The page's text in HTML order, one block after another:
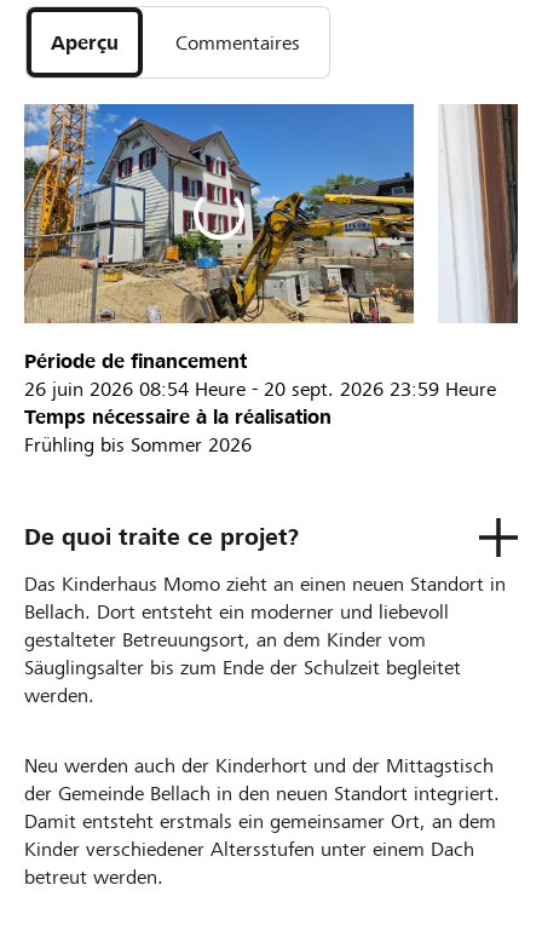
Aperçu Commentaires
Période de financement
26 juin 2026 08:54 Heure - 20 sept. 2026 23:59 Heure
Temps nécessaire à la réalisation
Frühling bis Sommer 2026
De quoi traite ce projet?
Das Kinderhaus Momo zieht an einen neuen Standort in
Bellach. Dort entsteht ein moderner und liebevoll
gestalteter Betreuungsort, an dem Kinder vom
Säuglingsalter bis zum Ende der Schulzeit begleitet
werden.
Neu werden auch der Kinderhort und der Mittagstisch
der Gemeinde Bellach in den neuen Standort integriert.
Damit entsteht erstmals ein gemeinsamer Ort, an dem
Kinder verschiedener Altersstufen unter einem Dach
betreut werden.